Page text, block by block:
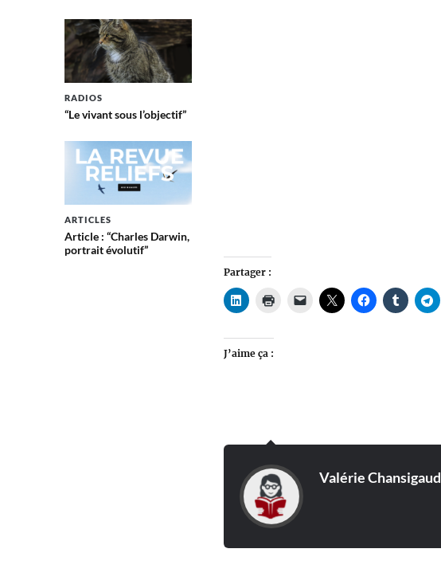
RADIOS
“Le vivant sous l’objectif”
ARTICLES
Article : “Charles Darwin,
portrait évolutif”
Partager :
J’aime ça :
Valérie Chansigaud